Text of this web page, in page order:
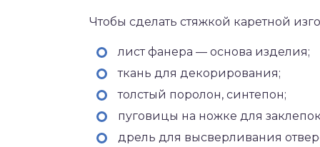
Чтобы сделать стяжкой каретной
лист фанера — основа изделия;
ткань для декорирования;
толстый поролон, синтепон;
пуговицы на ножке для
дрель для высверливания